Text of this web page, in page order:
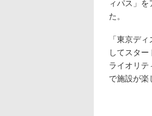
ィパス」
た。
「東京デ
してスタ
ライオリテ
で施設が楽